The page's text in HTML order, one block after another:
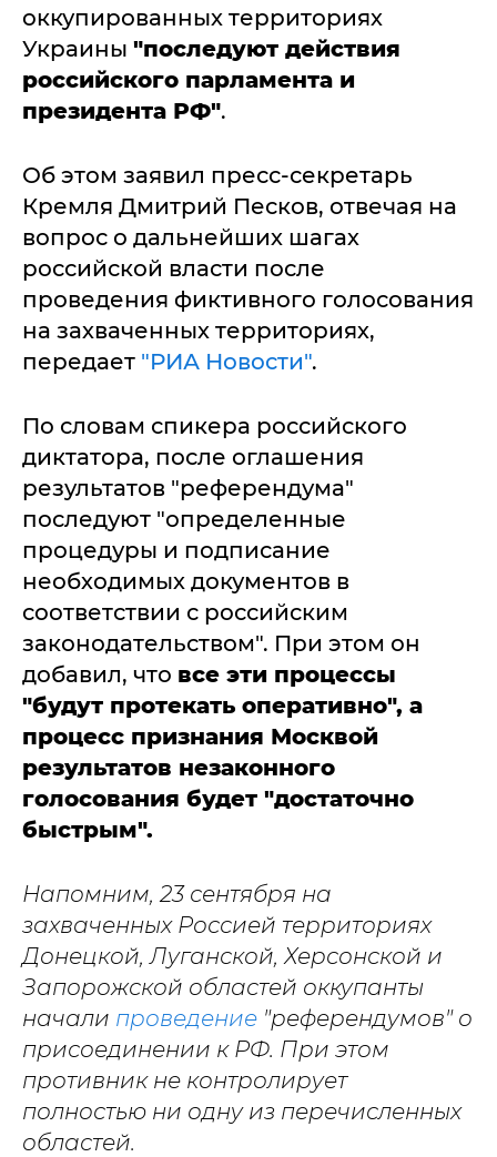
оккупированных территориях
Украины "последуют действия
российского парламента и
президента РФ".
Об этом заявил пресс-секретарь
Кремля Дмитрий Песков, отвечая на
вопрос о дальнейших шагах
российской власти после
проведения фиктивного голосования
на захваченных территориях,
передает "РИА Новости".
По словам спикера российского
диктатора, после оглашения
результатов "референдума"
последуют "определенные
процедуры и подписание
необходимых документов в
соответствии с российским
законодательством". При этом он
добавил, что все эти процессы
"будут протекать оперативно", а
процесс признания Москвой
результатов незаконного
голосования будет "достаточно
быстрым".
Напомним, 23 сентября на
захваченных Россией территориях
Донецкой, Луганской, Херсонской и
Запорожской областей оккупанты
начали проведение "референдумов" о
присоединении к РФ. При этом
противник не контролирует
полностью ни одну из перечисленных
областей.